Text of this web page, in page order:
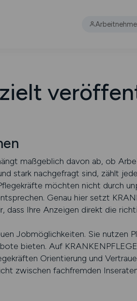
maßgeblich davon ab, ob
stark nachgefragt sind, zählt
möchten nicht durch
Genau hier setzt
Ihre Anzeigen direkt die
Jobmöglichkeiten. Sie nutzen
bieten. Auf
Orientierung und
zwischen fachfremden